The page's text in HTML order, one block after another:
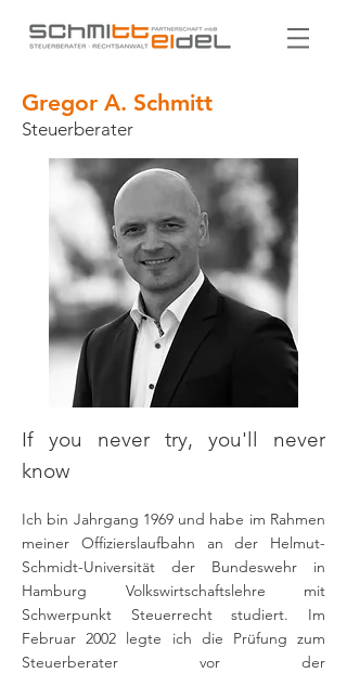
Gregor A. Schmitt
Steuerberater
If you never try, you'll never
know
Ich bin Jahrgang 1969 und habe im Rahmen
meiner Offizierslaufbahn an der Helmut-
Schmidt-Universität der Bundeswehr in
Hamburg Volkswirtschaftslehre mit
Schwerpunkt Steuerrecht studiert. Im
Februar 2002 legte ich die Prüfung zum
Steuerberater vor der